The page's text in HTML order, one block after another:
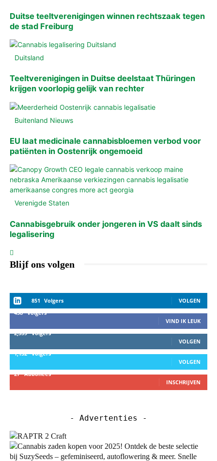
Duitse teeltverenigingen winnen rechtszaak tegen
de stad Freiburg
Duitsland
Teeltverenigingen in Duitse deelstaat Thüringen
krijgen voorlopig gelijk van rechter
Buitenland Nieuws
EU laat medicinale cannabisbloemen verbod voor
patiënten in Oostenrijk ongemoeid
Verenigde Staten
Cannabisgebruik onder jongeren in VS daalt sinds
legalisering
Blijf ons volgen
851 Volgers
VOLGEN
458 Volgers
VIND IK LEUK
2,559 Volgers
VOLGEN
1,152 Volgers
VOLGEN
27 Abbonees
INSCHRIJVEN
- Advertenties -